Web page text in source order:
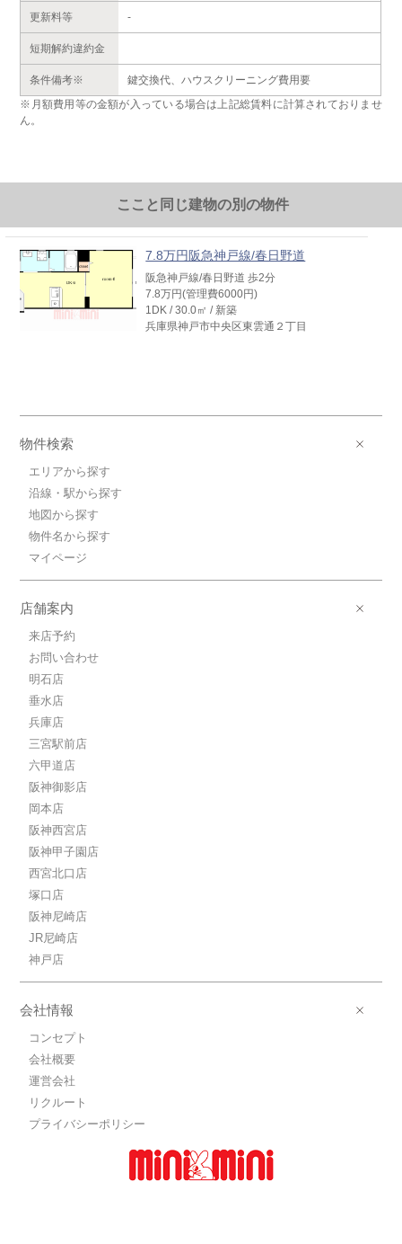
更新料等 -
短期解約違約金
条件備考※
鍵交換代、ハウスクリーニング費用要
※月額費用等の金額が入っている場合は上記総賃料に計算されておりませ
ん。
ここと同じ建物の別の物件
7.8万円阪急神戸線/春日野道
阪急神戸線/春日野道 歩2分
7.8万円(管理費6000円)
1DK / 30.0㎡ / 新築
兵庫県神戸市中央区東雲通２丁目
物件検索
エリアから探す
沿線・駅から探す
地図から探す
物件名から探す
マイページ
店舗案内
来店予約
お問い合わせ
明石店
垂水店
兵庫店
三宮駅前店
六甲道店
阪神御影店
岡本店
阪神西宮店
阪神甲子園店
西宮北口店
塚口店
阪神尼崎店
JR尼崎店
神戸店
会社情報
コンセプト
会社概要
運営会社
リクルート
プライバシーポリシー